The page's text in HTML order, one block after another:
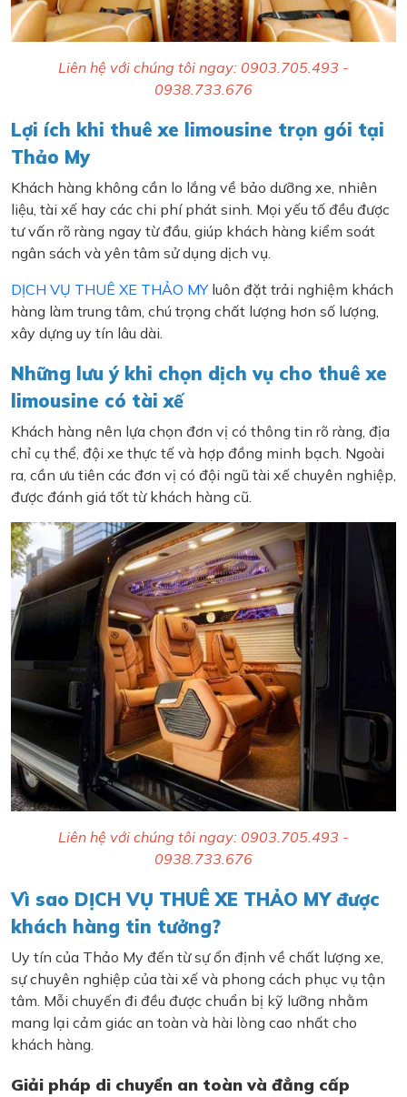
Liên hệ với chúng tôi ngay: 0903.705.493 -
0938.733.676
Lợi ích khi thuê xe limousine trọn gói tại
Thảo My
Khách hàng không cần lo lắng về bảo dưỡng xe, nhiên
liệu, tài xế hay các chi phí phát sinh. Mọi yếu tố đều được
tư vấn rõ ràng ngay từ đầu, giúp khách hàng kiểm soát
ngân sách và yên tâm sử dụng dịch vụ.
DỊCH VỤ THUÊ XE THẢO MYluôn đặt trải nghiệm khách
hàng làm trung tâm, chú trọng chất lượng hơn số lượng,
xây dựng uy tín lâu dài.
Những lưu ý khi chọn dịch vụ cho thuê xe
limousine có tài xế
Khách hàng nên lựa chọn đơn vị có thông tin rõ ràng, địa
chỉ cụ thể, đội xe thực tế và hợp đồng minh bạch. Ngoài
ra, cần ưu tiên các đơn vị có đội ngũ tài xế chuyên nghiệp,
được đánh giá tốt từ khách hàng cũ.
Liên hệ với chúng tôi ngay: 0903.705.493 -
0938.733.676
Vì sao DỊCH VỤ THUÊ XE THẢO MY được
khách hàng tin tưởng?
Uy tín của Thảo My đến từ sự ổn định về chất lượng xe,
sự chuyên nghiệp của tài xế và phong cách phục vụ tận
tâm. Mỗi chuyến đi đều được chuẩn bị kỹ lưỡng nhằm
mang lại cảm giác an toàn và hài lòng cao nhất cho
khách hàng.
Giải pháp di chuyển an toàn và đẳng cấp